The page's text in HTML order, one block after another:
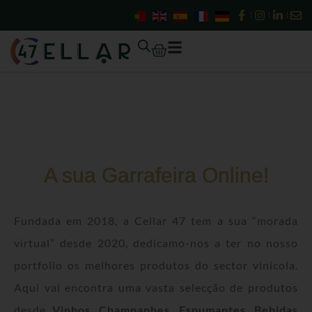
content
Cart
A sua Garrafeira Online!
Fundada em 2018, a Cellar 47 tem a sua “morada
virtual” desde 2020, dedicamo-nos a ter no nosso
portfolio os melhores produtos do sector vinícola.
Aqui vai encontra uma vasta selecção de produtos